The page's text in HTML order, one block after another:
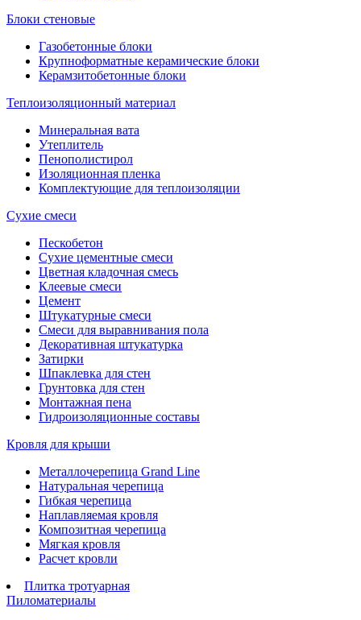
Блоки стеновые
Газобетонные блоки
Крупноформатные керамические блоки
Керамзитобетонные блоки
Теплоизоляционный материал
Минеральная вата
Утеплитель
Пенополистирол
Изоляционная пленка
Комплектующие для теплоизоляции
Сухие смеси
Пескобетон
Сухие цементные смеси
Цветная кладочная смесь
Клеевые смеси
Цемент
Штукатурные смеси
Смеси для выравнивания пола
Декоративная штукатурка
Затирки
Шпаклевка для стен
Грунтовка для стен
Монтажная пена
Гидроизоляционные составы
Кровля для крыши
Металлочерепица Grand Line
Натуральная черепица
Гибкая черепица
Наплавляемая кровля
Композитная черепица
Мягкая кровля
Расчет кровли
Плитка тротуарная
Пиломатериалы